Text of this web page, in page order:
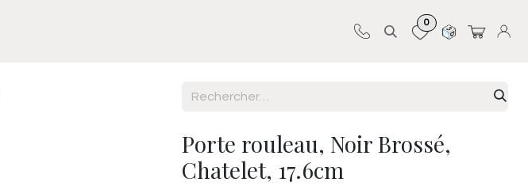
0
Porte rouleau, Noir Brossé,
Chatelet, 17.6cm